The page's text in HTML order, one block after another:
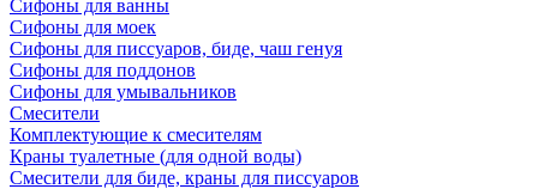
Сифоны для ванны
Сифоны для моек
Сифоны для писсуаров, биде, чаш генуя
Сифоны для поддонов
Сифоны для умывальников
Смесители
Комплектующие к смесителям
Краны туалетные (для одной воды)
Смесители для биде, краны для писсуаров